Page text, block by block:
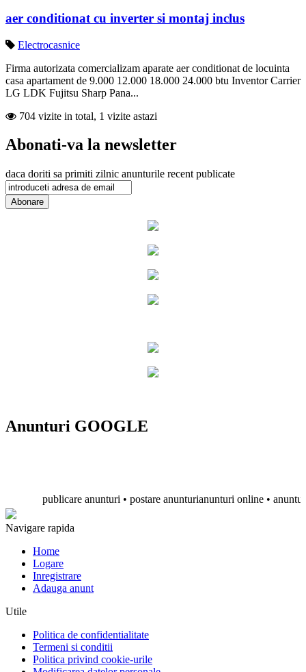
aer conditionat cu inverter si montaj inclus
Electrocasnice
Firma autorizata comercializam aparate aer conditionat de locuinta
casa apartament de 9.000 12.000 18.000 24.000 btu Inventor Carrier
LG LDK Fujitsu Sharp Pana...
704 vizite in total, 1 vizite astazi
Abonati-va la newsletter
daca doriti sa primiti zilnic anunturile recent publicate
Anunturi GOOGLE
publicare anunturi • postare anunturianunturi online •
Navigare rapida
Home
Logare
Inregistrare
Adauga anunt
Utile
Politica de confidentialitate
Termeni si conditii
Politica privind cookie-urile